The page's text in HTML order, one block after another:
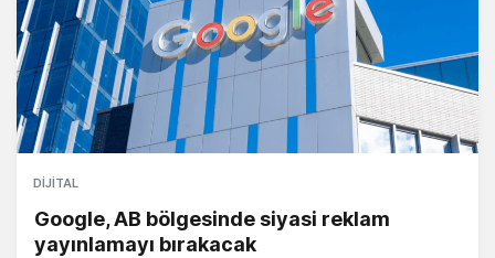
DIJITAL
Google, AB bölgesinde siyasi reklam
yayınlamayı bırakacak